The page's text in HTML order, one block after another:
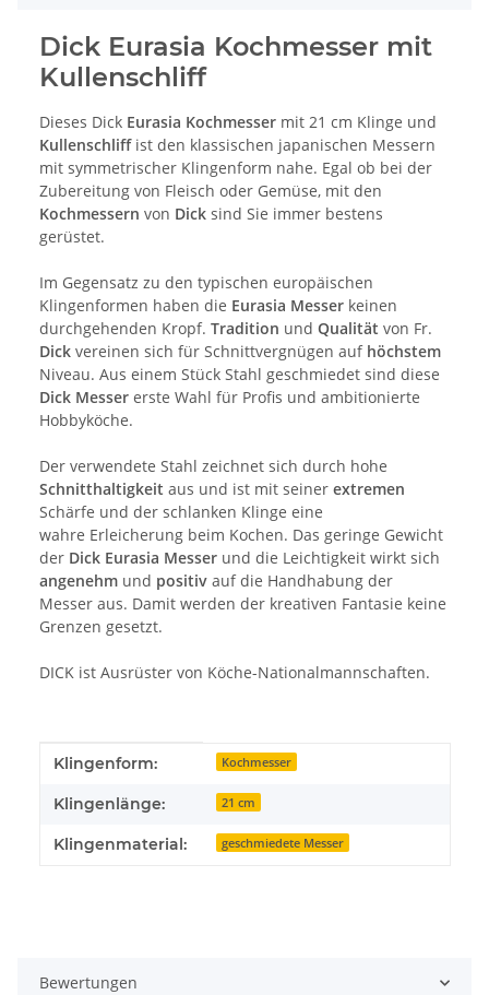
Dick Eurasia Kochmesser mit
Kullenschliff
Dieses Dick Eurasia Kochmesser mit 21 cm Klinge und
Kullenschliffist den klassischen japanischen Messern
mit symmetrischer Klingenform nahe. Egal ob bei der
Zubereitung von Fleisch oder Gemüse, mit den
Kochmessern von Dick sind Sie immer bestens
gerüstet.
Im Gegensatz zu den typischen europäischen
Klingenformen haben die Eurasia Messer keinen
durchgehenden Kropf. Tradition und Qualität von Fr.
Dick vereinen sich für Schnittvergnügen auf höchstem
Niveau. Aus einem Stück Stahl geschmiedet sind diese
Dick Messer erste Wahl für Profis und ambitionierte
Hobbyköche.
Der verwendete Stahl zeichnet sich durch hohe
Schnitthaltigkeit aus und ist mit seiner extremen
Schärfe und der schlanken Klinge eine
wahre Erleicherung beim Kochen. Das geringe Gewicht
der Dick Eurasia Messer und die Leichtigkeit wirkt sich
angenehm und positiv auf die Handhabung der
Messer aus. Damit werden der kreativen Fantasie keine
Grenzen gesetzt.
DICK ist Ausrüster von Köche-Nationalmannschaften.
Produkteigenschaft
Wert
Klingenform: Kochmesser
Klingenlänge: 21 cm
Klingenmaterial: geschmiedete Messer
Bewertungen